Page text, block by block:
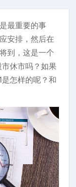
最重要的事
安排，然后在
到，这是一个
休市吗？如果
怎样的呢？和